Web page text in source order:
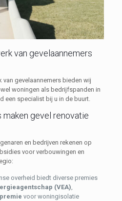
van gevelaannemers
gevelaannemers bieden wij
woningen als bedrijfspanden in
een specialist bij u in de buurt.
gevel renovatie
en bedrijven rekenen op
voor verbouwingen en
overheid biedt diverse premies
(VEA)
voor woningisolatie